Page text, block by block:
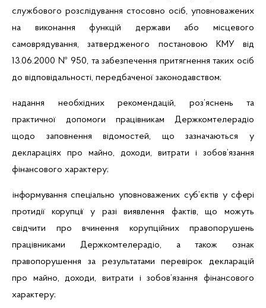
службового розслідування стосовно осіб, уповноважених
на виконання функцій держави або місцевого
самоврядування, затвердженого постановою КМУ від
13.06.2000 № 950, та забезпечення притягнення таких осіб
до відповідальності, передбаченої законодавством;
надання необхідних рекомендацій, роз’яснень та
практичної допомоги працівникам Держкомтелерадіо
щодо заповнення відомостей, що зазначаються у
деклараціях про майно, доходи, витрати і зобов’язання
фінансового характеру;
інформування спеціально уповноважених суб’єктів у сфері
протидії корупціїу разі виявлення фактів, що можуть
свідчити про вчинення корупційних правопорушень
працівниками Держкомтелерадіо, а також ознак
правопорушення за результатами перевірок декларацій
про майно, доходи, витрати і зобов’язання фінансового
характеру;